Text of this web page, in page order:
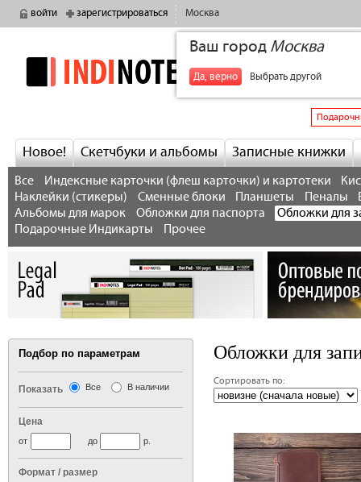
войти зарегистрироваться Москва
Ваш город Москва
Да, верно Выбрать другой
indinotes
Новое! Скетчбуки и альбомы Записные книжки
Все Индексные карточки (флеш карточки) и картотеки
Наклейки (стикеры)
Сменные блоки Планшеты Пеналы
Альбомы для марок
Обложки для паспорта
Обложки для
Подарочные Индикарты
Прочее
Обложки для
Сортировать по:
Подбор по параметрам
Показать Все В наличии
Цена
до
от р.
Формат / размер